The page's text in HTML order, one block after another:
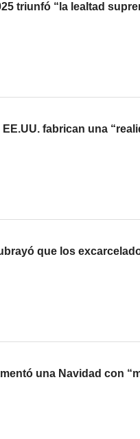
triunfó “la lealtad
fabrican una
que los
una Navidad con